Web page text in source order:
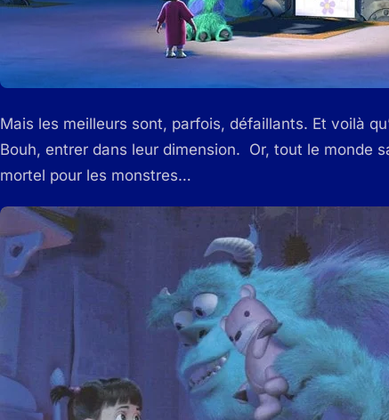
Mais les meilleurs sont, parfois, défaillants. Et voilà
Bouh, entrer dans leur dimension. Or, tout le monde
mortel pour les monstres…